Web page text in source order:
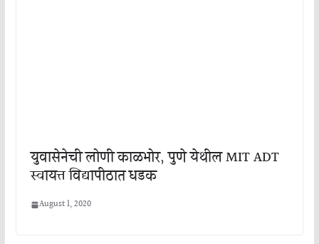
युवासेनेची लोणी काळभोर, पुणे येथील MIT ADT
स्वायत्त विद्यापीठात धडक
August 1, 2020